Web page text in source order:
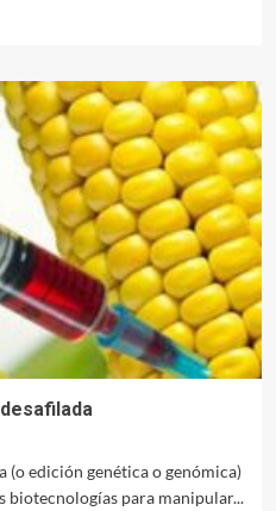
(o edición genética o genómica)
biotecnologías para manipular...